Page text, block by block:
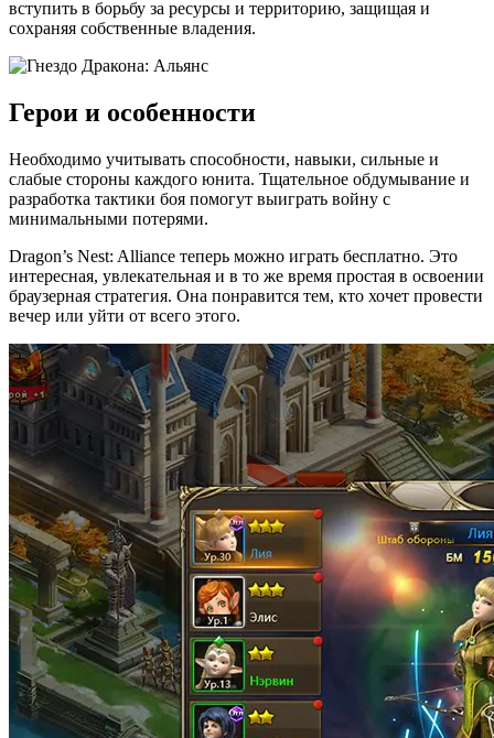
вступить в борьбу за ресурсы и территорию, защищая и
сохраняя собственные владения.
Герои и особенности
Необходимо учитывать способности, навыки, сильные и
слабые стороны каждого юнита. Тщательное обдумывание и
разработка тактики боя помогут выиграть войну с
минимальными потерями.
Dragon’s Nest: Alliance теперь можно играть бесплатно. Это
интересная, увлекательная и в то же время простая в освоении
браузерная стратегия. Она понравится тем, кто хочет провести
вечер или уйти от всего этого.